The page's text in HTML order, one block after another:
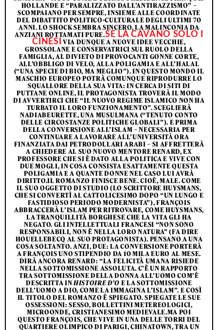
HOLLANDE E “PARALIZZATO DALL’ANTIRAZZISMO” –
SCOMPAIANO PER SEMPRE, INSIEME ALLE COORDINATE
DEL DIBATTITO POLITICO-CULTURALE DEGLI ULTIMI 70
ANNI. LO SHOCK SEMBRA SINCERO, LA MALINCONIA DA
ANZIANI ROTTAMATI PURE.SE LA CAVANO SOLO I
CINESI VIA DUNQUE A NUOVE IDEE VECCHIE,
GROSSOLANE E CONSERVATRICI SUL RUOLO DELLA
FAMIGLIA, AL DIVIETO DI PROVOCANTI GONNE CORTE,
ALL’OBBLIGO DI VELO, ALLA POLIGAMIA E ALL’HALAL
(“UNA SPECIE DI BIO, MA MEGLIO”). IN QUESTO MONDO IL
MASCHIO EUROPEO POTRÀ COMUNQUE RIPRODURRE LO
SQUALLORE DELLA SUA VITA: IN CERCA DI SITI DI
PUTTANE ONLINE, IL PROTAGONISTA TROVERÀ IL MODO
DI AVVERTIRCI CHE “IL NUOVO REGIME ISLAMICO NON HA
TURBATO IL LORO FUNZIONAMENTO”. SCEGLIERÀ
NADIABEURETTE, UNA MUSULMANA (“TENUTO CONTO
DELLE CIRCOSTANZE POLITICHE GLOBALI”). E PRIMA
DELLA CONVERSIONE ALL’ISLAM – NECESSARIA PER
CONTINUARE A LAVORARE ALL’UNIVERSITÀ ORA
FINANZIATA DAI PETRODOLLARI ARABI – SI AFFRETTERÀ
A CHIEDERE AL SUO NUOVO MENTORE RENARD, EX
PROFESSORE CHE SI È DATO ALLA POLITICA E VIVE CON
DUE MOGLI, IN COSA CONSISTA ESATTAMENTE QUESTA
POLIGAMIA E A QUANTE DONNE NEL CASO LUI AVRÀ
DIRITTO.IL ROMANZO FINISCE BENE. CIOÈ, MALE. COME
IL SUO OGGETTO DI STUDIO (LO SCRITTORE HUYSMANS,
CHE SI CONVERTÌ AL CATTOLICESIMO DOPO “UN LUNGO E
FASTIDIOSO PERIODO MODERNISTA”), FRANÇOIS
ABBRACCERÀ L’ISLAM PER RITROVARE, COME HUYSMANS,
LA TRANQUILLITÀ BORGHESE CHE LA VITA GLI HA
NEGATO. GLI INTELLETTUALI FRANCESI “NON SONO
RESPONSABILI, NON È NELLA LORO NATURA” (FA DIRE
HOUELLEBECQ AL SUO PROTAGONISTA). PENSANO A UNA
COSA SOLTANTO. ANZI, DUE: LA CONVERSIONE PORTERÀ
A FRANÇOIS UNO STIPENDIO DA 10 MILA EURO AL MESE.
DIRÀ ANCORA RENARD: “LA FELICITÀ UMANA RISIEDE
NELLA SOTTOMISSIONE ASSOLUTA. C’È UN RAPPORTO
TRA SOTTOMISSIONE DELLA DONNA ALL’UOMO COM’È
DESCRITTA INHISTOIRE D’O E LA SOTTOMISSIONE
DELL’UOMO A DIO, COME LA IMMAGINA L’ISLAM”. E COSÌ
IL TITOLO DEL ROMANZO È SPIEGATO. SPIEGATE LE SUE
OSSESSIONI: SESSO, BOLLETTINI METEREOLOGICI,
MICROONDE, CRISTIANESIMO MEDIEVALE.MA POI
QUESTO FRANÇOIS, CHE VIVE IN UNA DELLE TORRI DEL
QUARTIERE OLIMPICO DI PARIGI, CHINATOWN, TRA UN